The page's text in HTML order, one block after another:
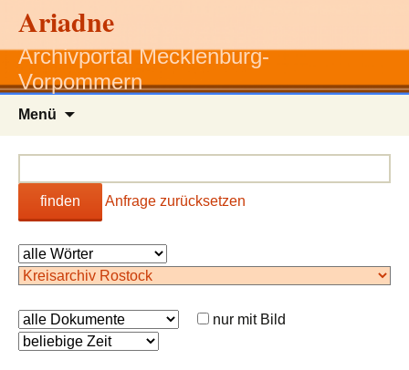
Ariadne
Archivportal Mecklenburg-
Vorpommern
Menü
finden Anfrage zurücksetzen
nur mit Bild